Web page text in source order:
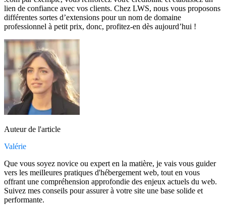
lien de confiance avec vos clients. Chez LWS, nous vous proposons
différentes sortes d’extensions pour un nom de domaine
professionnel à petit prix, donc, profitez-en dès aujourd’hui !
Auteur de l'article
Valérie
Que vous soyez novice ou expert en la matière, je vais vous guider
vers les meilleures pratiques d'hébergement web, tout en vous
offrant une compréhension approfondie des enjeux actuels du web.
Suivez mes conseils pour assurer à votre site une base solide et
performante.